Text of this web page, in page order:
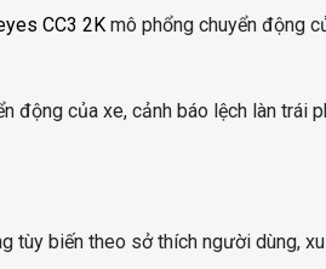
CC3 2K mô phổng chuyển động
động của xe, cảnh báo lệch làn trái
tùy biến theo sở thích người dùng,